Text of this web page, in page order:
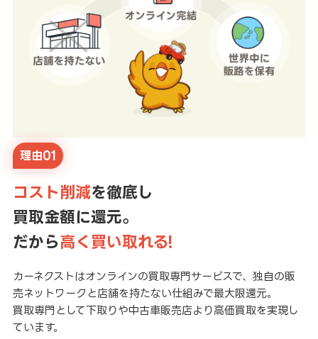
理由01
コスト削減を徹底し
買取金額に還元。
だから高く買い取れる!
カーネクストはオンラインの買取専門サービスで、独自の販
売ネットワークと店舗を持たない仕組みで最大限還元。
買取専門として下取りや中古車販売店より高価買取を実現し
ています。